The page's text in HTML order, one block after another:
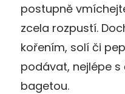
postupně
zcela rozpustí.
kořením, solí či
podávat, nejlépe
bagetou.